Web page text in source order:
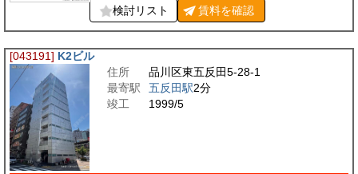
検討リスト 賃料を確認
[043191] K2ビル
住所
品川区東五反田5-28-1
最寄駅
五反田駅2分
竣工
1999/5